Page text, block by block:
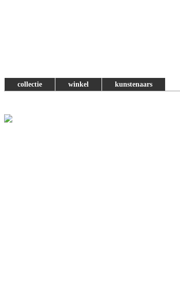
collectie winkel kunstenaars